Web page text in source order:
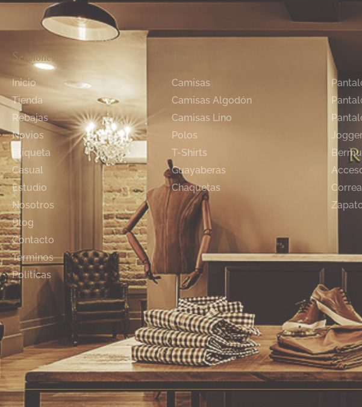
Secciones
Inicio
Tienda
Rebajas
Novios
Etiqueta
Casual
Estudio
Nosotros
Blog
Contacto
Términos
Políticas
Camisas
Camisas Algodón
Camisas Lino
Polos
T-Shirts
Guayaberas
Chaquetas